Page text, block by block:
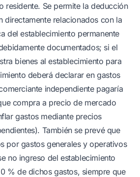
residente. Se permite la deducción
directamente relacionados con la
del establecimiento permanente
documentados; si el
bienes al establecimiento para
deberá declarar en gastos
independiente pagaría
compra a precio de mercado
gastos mediante precios
También se prevé que
por gastos generales y operativos
no ingreso del establecimiento
% de dichos gastos, siempre que